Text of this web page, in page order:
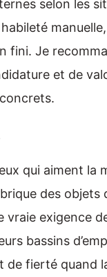
selon les
fini. Je
et de
qui aiment la
des objets
exigence
bassins
de fierté quand